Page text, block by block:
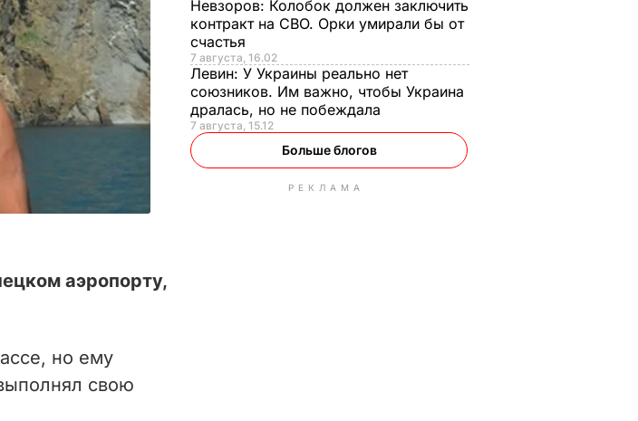
аэропорту,
но ему
свою
Невзоров: Колобок должен заключить
контракт на СВО. Орки умирали бы от
счастья
7 августа, 16.02
Левин: У Украины реально нет
союзников. Им важно, чтобы Украина
дралась, но не побеждала
7 августа, 15.12
Больше блогов
РЕКЛАМА